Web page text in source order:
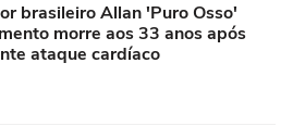
brasileiro Allan 'Puro Osso'
morre aos 33 anos após
ataque cardíaco